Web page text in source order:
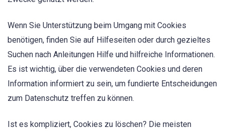
Wenn Sie Unterstützung beim Umgang mit Cookies
benötigen, finden Sie auf Hilfeseiten oder durch gezieltes
Suchen nach Anleitungen Hilfe und hilfreiche Informationen.
Es ist wichtig, über die verwendeten Cookies und deren
Information informiert zu sein, um fundierte Entscheidungen
zum Datenschutz treffen zu können.
Ist es kompliziert, Cookies zu löschen? Die meisten